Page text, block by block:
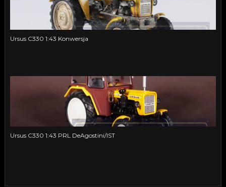
Ursus C330 1:43 Konwersja
Ursus C330 1:43 PRL DeAgostini/IST